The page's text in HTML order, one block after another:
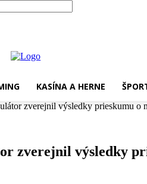
KASÍNA A HERNE
zverejnil výsledky prieskumu o
zverejnil výsledky